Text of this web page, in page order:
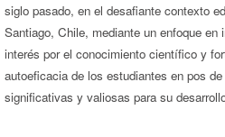
siglo pasado, en el desafiante contexto
Santiago, Chile, mediante un enfoque en
interés por el conocimiento científico y
autoeficacia de los estudiantes en pos
significativas y valiosas para su